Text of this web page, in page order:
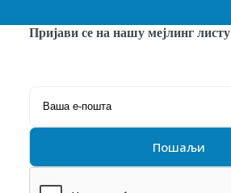
Пријави се на нашу мејлинг листу